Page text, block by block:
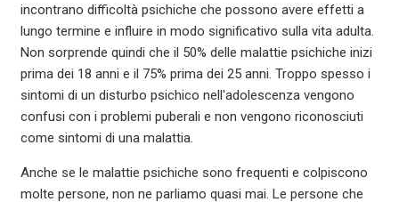
incontrano difficoltà psichiche che possono avere effetti a
lungo termine e influire in modo significativo sulla vita adulta.
Non sorprende quindi che il 50% delle malattie psichiche inizi
prima dei 18 anni e il 75% prima dei 25 anni. Troppo spesso i
sintomi di un disturbo psichico nell'adolescenza vengono
confusi con i problemi puberali e non vengono riconosciuti
come sintomi di una malattia.
Anche se le malattie psichiche sono frequenti e colpiscono
molte persone, non ne parliamo quasi mai. Le persone che